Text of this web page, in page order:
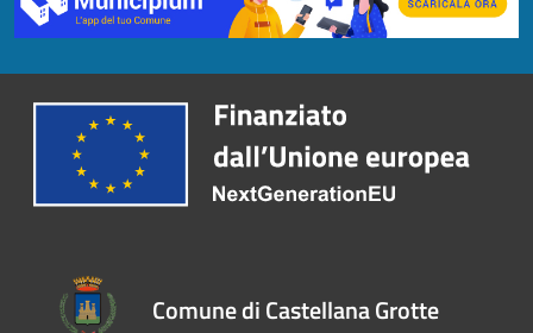
Comune di Castellana Grotte